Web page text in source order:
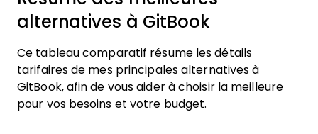
alternatives à GitBook
Ce tableau comparatif résume les détails
tarifaires de mes principales alternatives à
GitBook, afin de vous aider à choisir la meilleure
pour vos besoins et votre budget.